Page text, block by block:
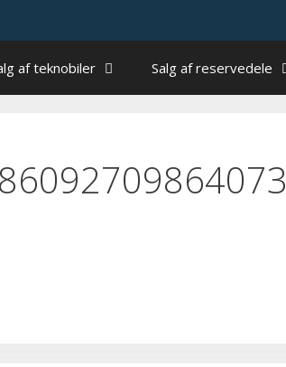
af teknobiler Salg af reservedele